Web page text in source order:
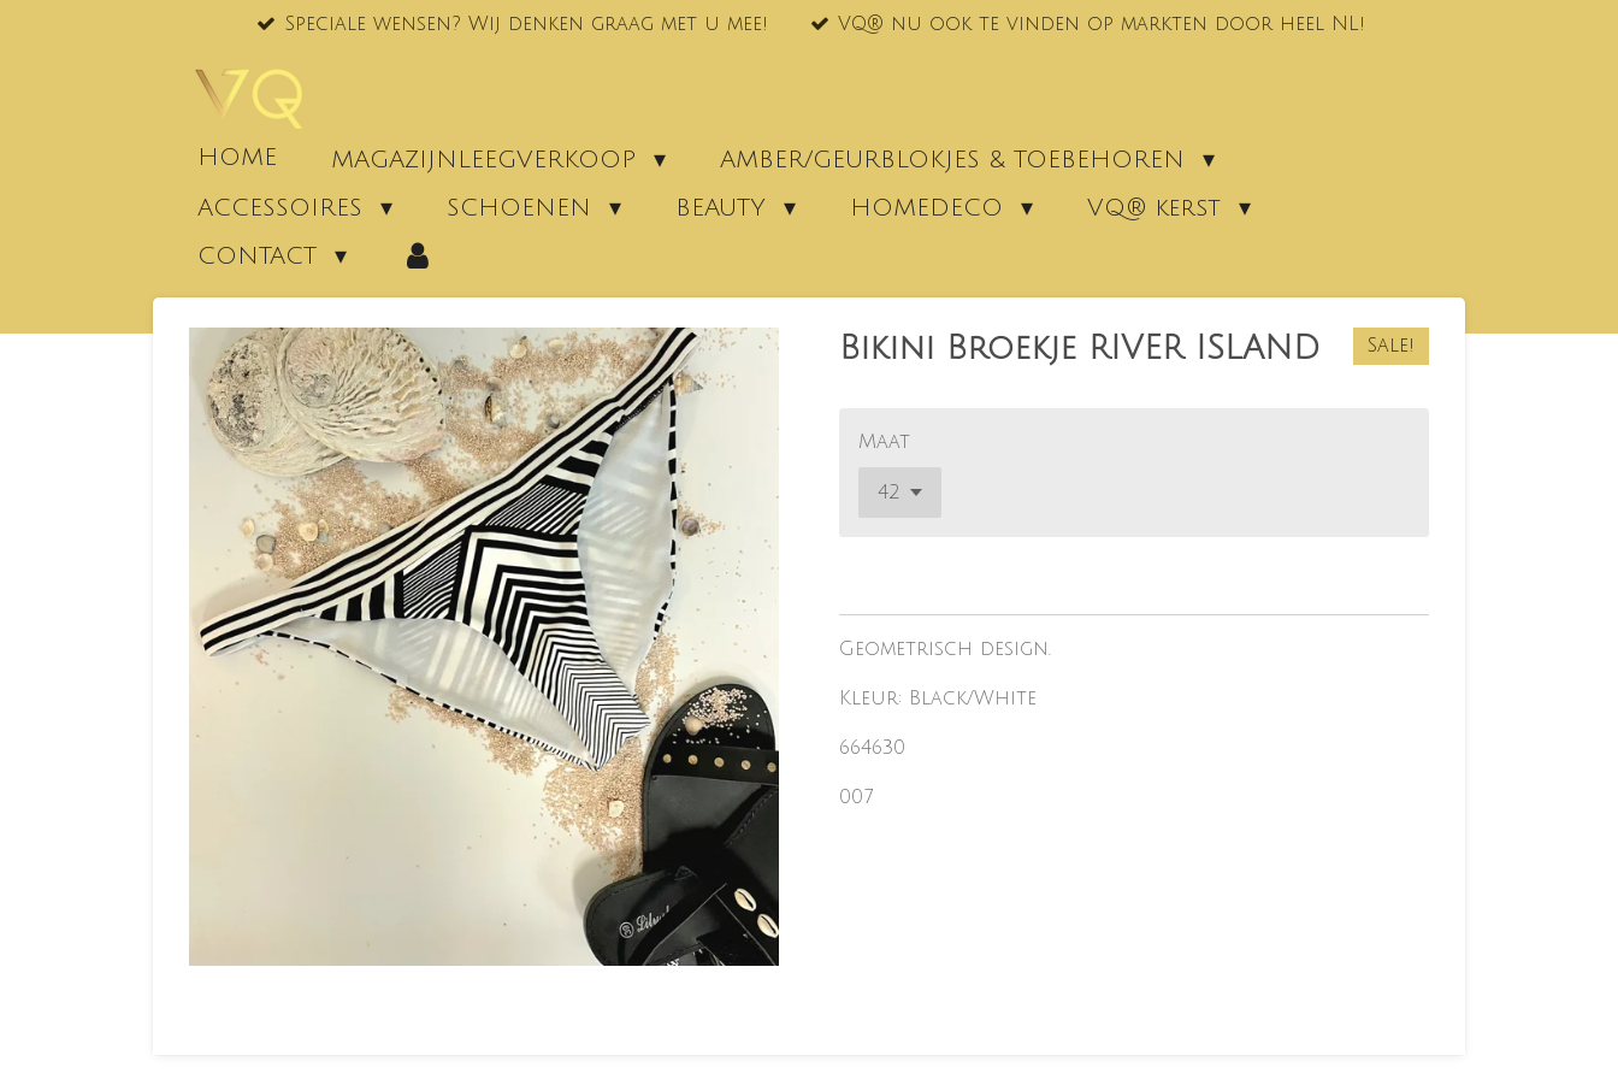
Speciale wensen? Wij denken graag met u mee! VQ® nu ook te vinden op markten door heel NL!
HOME MAGAZIJNLEEGVERKOOP
AMBER/GEURBLOKJES & TOEBEHOREN
ACCESSOIRES
SCHOENEN BEAUTY HOMEDECO
VQ® kerst
CONTACT
Bikini Broekje RIVER ISLAND Sale!
Maat
Geometrisch design.
Kleur: Black/White
664630
007